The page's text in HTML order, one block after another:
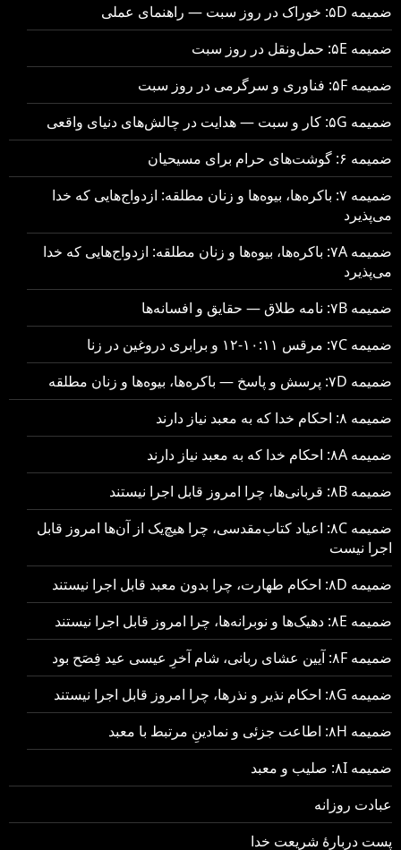
ضمیمه ۵D: خوراک در روز سبت — راهنمای عملی
ضمیمه ۵E: حمل‌ونقل در روز سبت
ضمیمه ۵F: فناوری و سرگرمی در روز سبت
ضمیمه ۵G: کار و سبت — هدایت در چالش‌های دنیای واقعی
ضمیمه ۶: گوشت‌های حرام برای مسیحیان
ضمیمه ۷: باکره‌ها، بیوه‌ها و زنان مطلقه: ازدواج‌هایی که خدا
می‌پذیرد
ضمیمه ۷A: باکره‌ها، بیوه‌ها و زنان مطلقه: ازدواج‌هایی که خدا
می‌پذیرد
ضمیمه ۷B: نامه طلاق — حقایق و افسانه‌ها
ضمیمه ۷C: مرقس ۱۰:۱۱-۱۲ و برابری دروغین در زنا
ضمیمه ۷D: پرسش و پاسخ — باکره‌ها، بیوه‌ها و زنان مطلقه
ضمیمه ۸: احکام خدا که به معبد نیاز دارند
ضمیمه ۸A: احکام خدا که به معبد نیاز دارند
ضمیمه ۸B: قربانی‌ها، چرا امروز قابل اجرا نیستند
ضمیمه ۸C: اعیاد کتاب‌مقدسی، چرا هیچ‌یک از آن‌ها امروز قابل
اجرا نیست
ضمیمه ۸D: احکام طهارت، چرا بدون معبد قابل اجرا نیستند
ضمیمه ۸E: دهیک‌ها و نوبرانه‌ها، چرا امروز قابل اجرا نیستند
ضمیمه ۸F: آیین عشای ربانی، شام آخرِ عیسی عید فِصَح بود
ضمیمه ۸G: احکام نذیر و نذرها، چرا امروز قابل اجرا نیستند
ضمیمه ۸H: اطاعت جزئی و نمادینِ مرتبط با معبد
ضمیمه ۸I: صلیب و معبد
عبادت روزانه
پست دربارهٔ شریعت خدا